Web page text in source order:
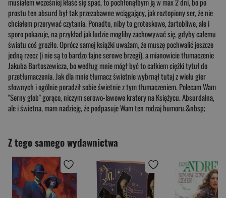
prostu ten absurd był tak przezabawne wciągający, jak roztopiony ser, że nie
chciałem przerywać czytania. Ponadto, niby to groteskowe, żartobliwe, ale i
sporo pokazuje, na przykład jak ludzie mogliby zachowywać się, gdyby całemu
światu coś groziło. Oprócz samej książki uważam, że muszę pochwalić jeszcze
jedną rzecz (i nie są to bardzo fajne serowe brzegi), a mianowicie tłumaczenie
Jakuba Bartoszewicza, bo według mnie mógł być to całkiem ciężki tytuł do
przetłumaczenia. Jak dla mnie tłumacz świetnie wybrnął tutaj z wielu gier
słownych i ogólnie poradził sobie świetnie z tym tłumaczeniem. Polecam Wam
"Serny glob" gorąco, niczym serowo-lawowe kratery na Księżycu. Absurdalna,
ale i świetna, mam nadzieję, że podpasuje Wam ten rodzaj humoru.&nbsp;
Z tego samego wydawnictwa